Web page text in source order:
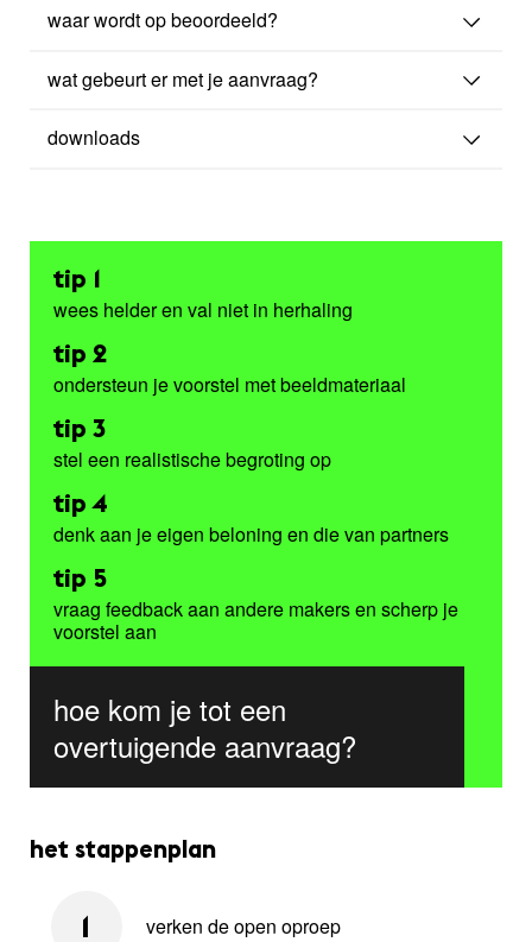
waar wordt op beoordeeld?
wat gebeurt er met je aanvraag?
downloads
hoe kom je tot een
overtuigende aanvraag?
tip 1
wees helder en val niet in herhaling
tip 2
ondersteun je voorstel met beeldmateriaal
tip 3
stel een realistische begroting op
tip 4
denk aan je eigen beloning en die van partners
tip 5
vraag feedback aan andere makers en scherp je
voorstel aan
het stappenplan
1 verken de open oproep